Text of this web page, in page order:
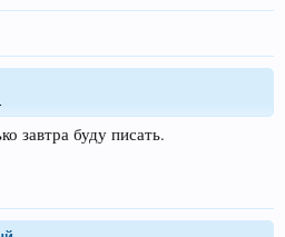
завтра буду писать.